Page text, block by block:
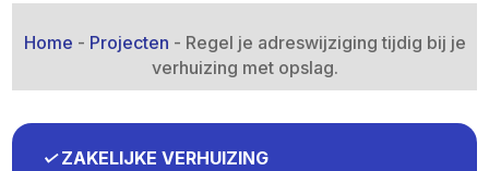
Home - Projecten - Regel je adreswijziging tijdig bij je
verhuizing met opslag.​
✓ZAKELIJKE VERHUIZING